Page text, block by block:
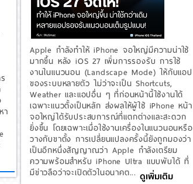
า
ดูเพิ่มเติม
Apple กำลังทำให้ iPhone จอใหญ่มีความน่าใช้
มากขึ้น หลัง iOS 27 เพิ่มการรองรับ การใช้
งานในแนวนอน (Landscape Mode) ให้กับแอป
ของระบบหลายตัว ไม่ว่าจะเป็น Shortcuts,
Weather และแอปอื่น ๆ ที่ก่อนหน้านี้ใช้งานได้
เฉพาะแนวตั้งเป็นหลัก ส่งผลให้ผู้ใช้ iPhone หน้า
จอใหญ่ได้รับประสบการณ์ที่แตกต่างและสะดวก
ยิ่งขึ้น โดยเฉพาะเมื่อใช้งานเครื่องในแนวนอนหรือ
วางกับขาตั้ง การเปลี่ยนแปลงครั้งนี้ยังถูกมองว่า
เป็นอีกหนึ่งสัญญาณว่า Apple กำลังเตรียม
ความพร้อมสำหรับ iPhone Ultra แบบพับได้ ที่
มีข่าวลือว่าจะเปิดตัวในอนาคต...